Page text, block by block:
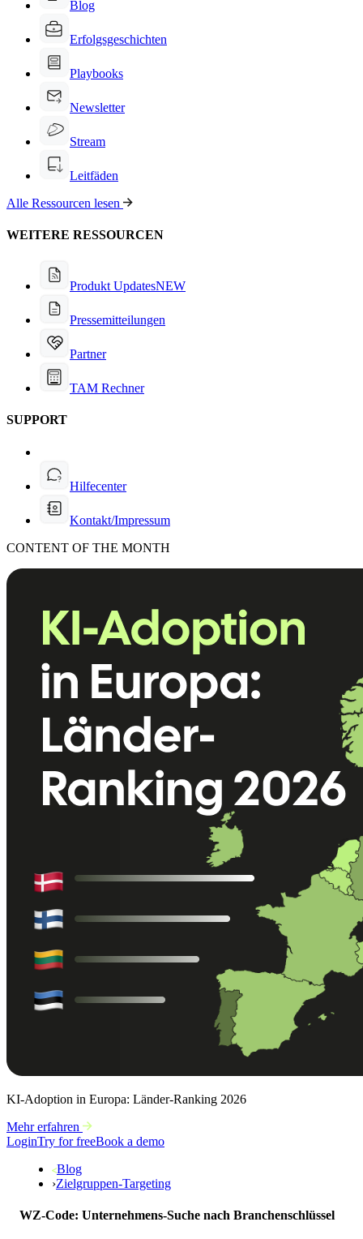
Blog
Erfolgsgeschichten
Playbooks
Newsletter
Stream
Leitfäden
Alle Ressourcen lesen
WEITERE RESSOURCEN
Produkt UpdatesNEW
Pressemitteilungen
Partner
TAM Rechner
SUPPORT
Hilfecenter
Kontakt/Impressum
CONTENT OF THE MONTH
KI-Adoption in Europa: Länder-Ranking 2026
Mehr erfahren
LoginTry for freeBook a demo
Blog
›Zielgruppen-Targeting
WZ-Code: Unternehmens-Suche nach Branchenschlüssel